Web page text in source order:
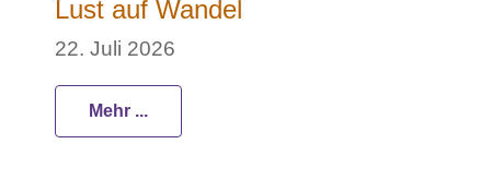
Lust auf Wandel
22. Juli 2026
Mehr ...